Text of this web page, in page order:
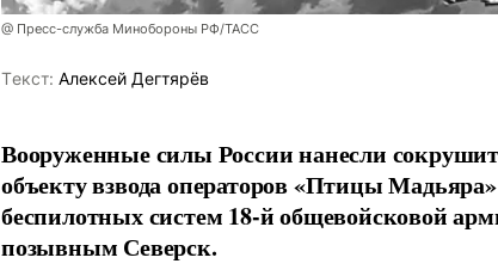
@ Пресс-служба Минобороны РФ/ТАСС
Tекст: Алексей Дегтярёв
Вооруженные силы России нанесли
объекту взвода операторов «Птицы
беспилотных систем 18-й общевойсковой
позывным Северск.